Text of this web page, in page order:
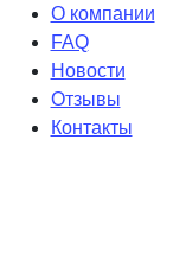
О компании
FAQ
Новости
Отзывы
Контакты